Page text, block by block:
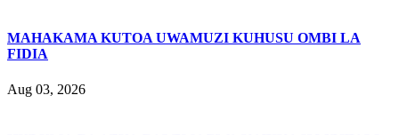
MAHAKAMA KUTOA UWAMUZI KUHUSU OMBI LA
FIDIA
Aug 03, 2026